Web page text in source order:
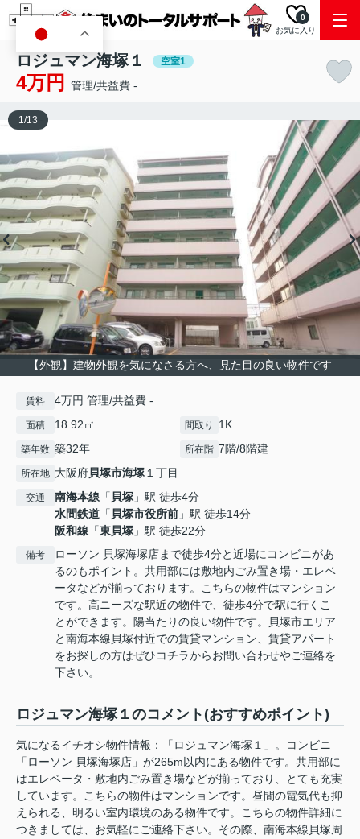
お気に入り
0
ロジュマン海塚１ 空室1
4万円 管理/共益費 -
【外観】建物外観を気になさる方へ、見た目の良い物件です
1/13
賃料 4万円 管理/共益費 -
面積 18.92㎡ 間取り 1K
築年数 築32年 所在階 7階/8階建
所在地 大阪府貝塚市海塚１丁目
交通 南海本線 「 貝塚 」駅 徒歩4分
水間鉄道 「 貝塚市役所前 」駅 徒歩14分
阪和線 「東貝塚 」駅 徒歩22分
備考
ローソン 貝塚海塚店まで徒歩4分と近場にコンビニがあ
るのもポイント。共用部には敷地内ごみ置き場・エレベ
ータなどが揃っております。こちらの物件はマンション
です。高ニーズな駅近の物件で、徒歩4分で駅に行くこ
とができます。陽当たりの良い物件です。貝塚市エリア
と南海本線貝塚付近での賃貸マンション、賃貸アパート
をお探しの方はぜひコチラからお問い合わせやご連絡を
下さい。
ロジュマン海塚１のコメント(おすすめポイント)
気になるイチオシ物件情報：「ロジュマン海塚１」。コンビニ
「ローソン 貝塚海塚店」が265m以内にある物件です。共用部に
はエレベータ・敷地内ごみ置き場などが揃っており、とても充実
しています。こちらの物件はマンションです。昼間の電気代も抑
えられる、明るい室内環境のある物件です。こちらの物件詳細に
つきましては、お気軽にご連絡下さい。その際、南海本線貝塚周